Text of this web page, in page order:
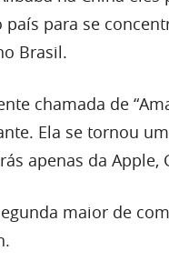
país para se
Brasil.
chamada de
Ela se tornou
apenas da Apple,
maior de